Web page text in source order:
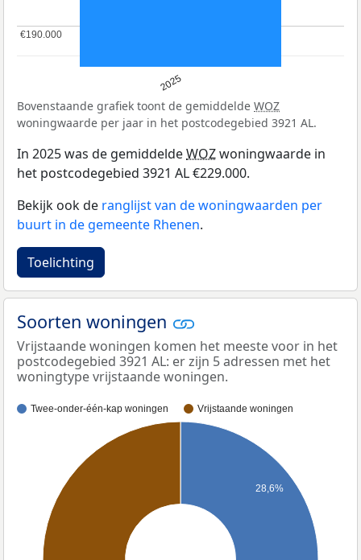
2025
€190.000
€190.000
Bovenstaande grafiek toont de gemiddelde WOZ
woningwaarde per jaar in het postcodegebied 3921 AL.
In 2025 was de gemiddeldeWOZwoningwaarde in
het postcodegebied 3921 AL €229.000.
Bekijk ook de ranglijst van de woningwaarden per
buurt in de gemeente Rhenen.
Toelichting
Soorten woningen
Vrijstaande woningen komen het meeste voor in het
postcodegebied 3921 AL: er zijn 5 adressen met het
woningtype vrijstaande woningen.
Twee-onder-één-kap woningen Vrijstaande woningen
28,6%